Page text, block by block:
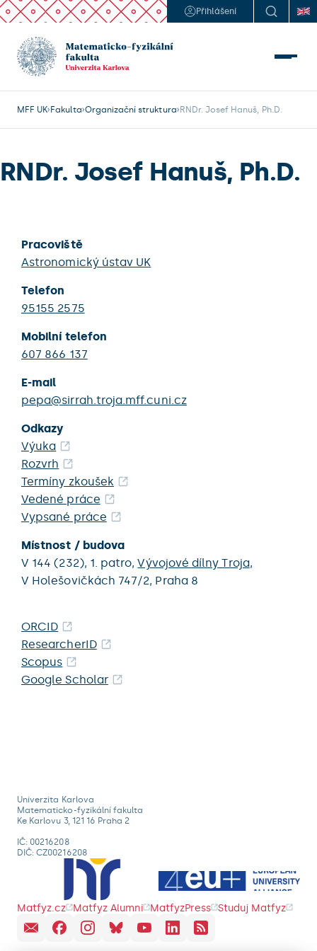
Přihlášení
MFF UK Fakulta Organizační struktura RNDr. Josef Hanuš, Ph.D.
RNDr. Josef Hanuš, Ph.D.
Pracoviště
Astronomický ústav UK
Telefon
95155 2575
Mobilní telefon
607 866 137
E-mail
pepa@sirrah.troja.mff.cuni.cz
Odkazy
Výuka
Rozvrh
Termíny zkoušek
Vedené práce
Vypsané práce
Místnost / budova
V 144 (232), 1. patro,Vývojové dílny Troja,
V Holešovičkách 747/2, Praha 8
ORCID
ResearcherID
Scopus
Google Scholar
Univerzita Karlova
Matematicko-fyzikální fakulta
Ke Karlovu 3, 121 16 Praha 2
IČ: 00216208
DIČ: CZ00216208
Matfyz.cz Matfyz Alumni MatfyzPress Studuj Matfyz